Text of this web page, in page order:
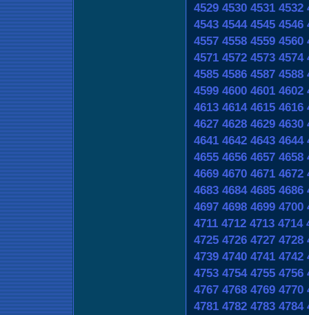
4529 4530 4531 4532
4543 4544 4545 4546
4557 4558 4559 4560
4571 4572 4573 4574
4585 4586 4587 4588
4599 4600 4601 4602
4613 4614 4615 4616
4627 4628 4629 4630
4641 4642 4643 4644
4655 4656 4657 4658
4669 4670 4671 4672
4683 4684 4685 4686
4697 4698 4699 4700
4711 4712 4713 4714
4725 4726 4727 4728
4739 4740 4741 4742
4753 4754 4755 4756
4767 4768 4769 4770
4781 4782 4783 4784